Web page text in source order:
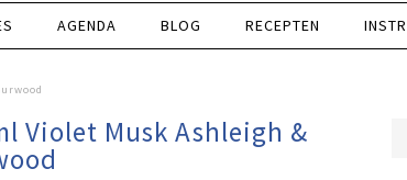
AGENDA BLOG RECEPTEN
Violet Musk Ashleigh &